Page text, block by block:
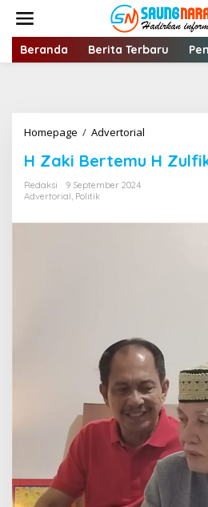
konten
Beranda Berita Terbaru
Homepage / Advertorial
Bertemu
H Zaki Bertemu H
Redaksi
9 September 2024
Advertorial, Politik